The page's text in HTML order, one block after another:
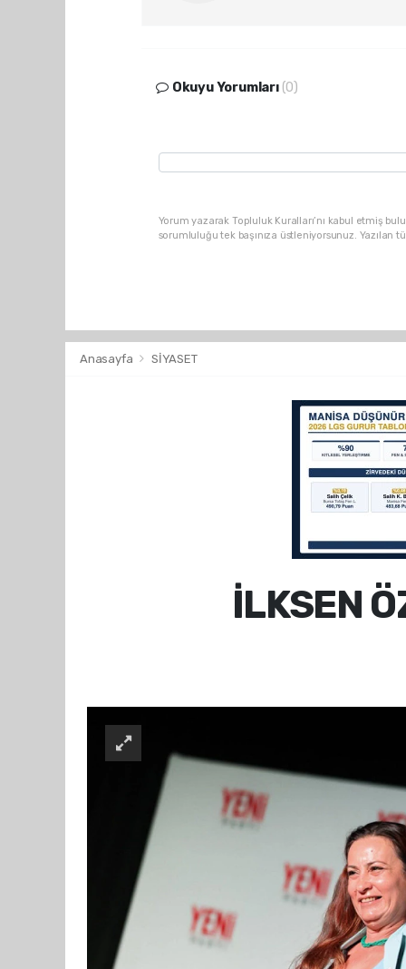
Okuyu Yorumları (0)
Yorum yazarak Topluluk Kuralları’nı kabul etmiş
sorumluluğu tek başınıza üstleniyorsunuz.
Anasayfa SİYASET
İLKSEN